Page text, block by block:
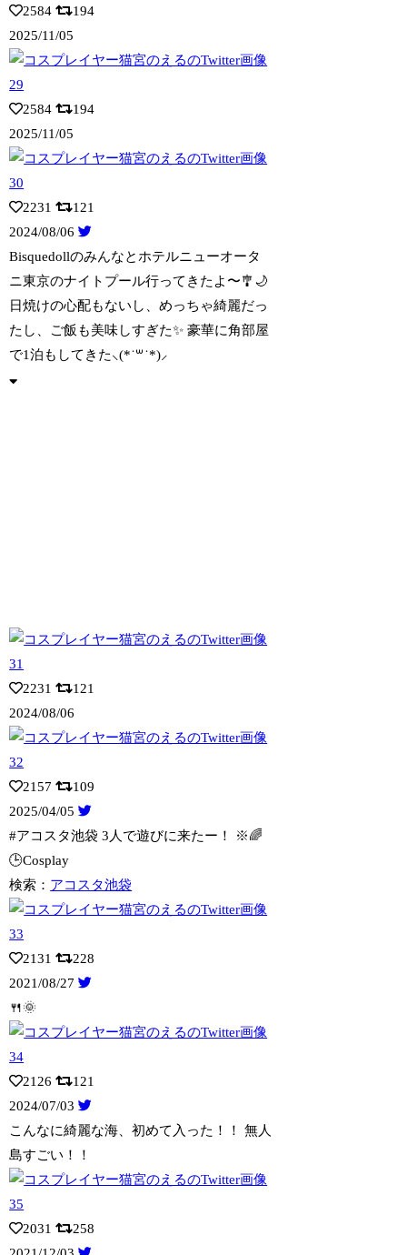
2584
194
2025/11/05
2584
194
2025/11/05
2231
121
2024/08/06
Bisquedollのみんなとホテルニューオータ
ニ東京のナイトプール行ってきたよ 〜🎐🌙
日焼けの心配もないし、めっちゃ綺麗だっ
たし、ご飯も美味しすぎた✨ 豪華に角部屋
で1泊もしてきた⸜(*˙꒳˙*)⸝
2231
121
2024/08/06
2157
109
2025/04/05
#アコスタ池袋 3人で遊びに来たー！ ※🌈
🕒Cosplay
検索： アコスタ池袋
2131
228
2021/08/27
🍴🌞
2126
121
2024/07/03
こんなに綺麗な海、初めて入った！！ 無人
島すごい！！
2031
258